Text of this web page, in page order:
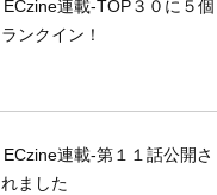
ECzine連載-TOP３０に５個
ランクイン！
ECzine連載-第１１話公開さ
れました